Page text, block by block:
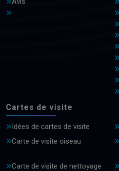
Cartes de visite
Idées de cartes de visite
Carte de visite oiseau
Carte de visite de nettoyage